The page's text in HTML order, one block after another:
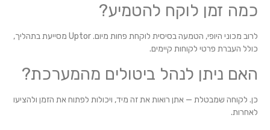
כמה זמן לוקח להטמיע?
לרוב מכוני היופי, הטמעה בסיסית לוקחת פחות מיום. Uptor מסייעת בתהליך,
כולל העברת פרטי לקוחות קיימים.
האם ניתן לנהל ביטולים מהמערכת?
כן. לקוחה שמבטלת — אתן רואות את זה מיד, ויכולות לפתוח את הזמן ולהציעו
לאחרות.